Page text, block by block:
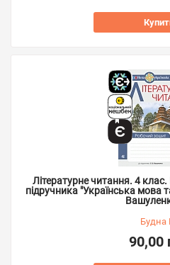
Літературне читання. 4
підручника "Українська мова
Будна
90,00